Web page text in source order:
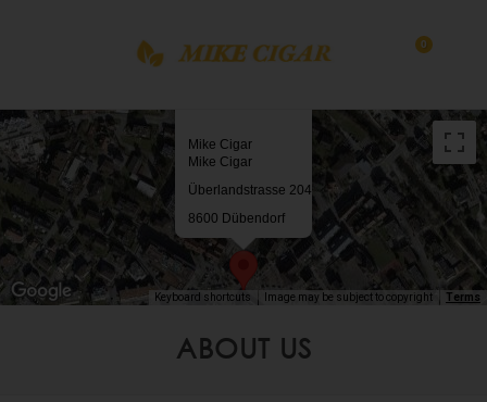
0
Mike Cigar
Mike Cigar
Überlandstrasse 204
8600 Dübendorf
Keyboard shortcuts Image may be subject to copyright Terms
ABOUT US